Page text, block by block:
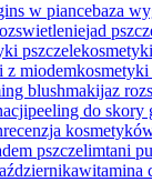
w piancebaza
jad
pszczele
z miodem
blushmakijaz
peeling do skory
recenzja
pszczelimtani
witamina